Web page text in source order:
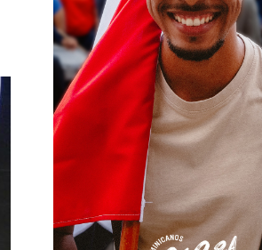
Pinterest Linkedin